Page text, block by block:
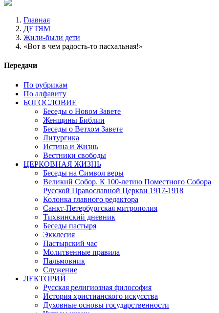
Главная
ДЕТЯМ
Жили-были дети
«Вот в чем радость-то пасхальная!»
Передачи
По рубрикам
По алфавиту
БОГОСЛОВИЕ
Беседы о Новом Завете
Женщины Библии
Беседы о Ветхом Завете
Литургика
Истина и Жизнь
Вестники свободы
ЦЕРКОВНАЯ ЖИЗНЬ
Беседы на Символ веры
Великий Собор. К 100-летию Поместного Собора
Русской Православной Церкви 1917-1918
Колонка главного редактора
Санкт-Петербургская митрополия
Тихвинский дневник
Беседы пастыря
Экклесия
Пастырский час
Молитвенные правила
Пальмовник
Служение
ЛЕКТОРИЙ
Русская религиозная философия
История христианского искусства
Духовные основы государственности